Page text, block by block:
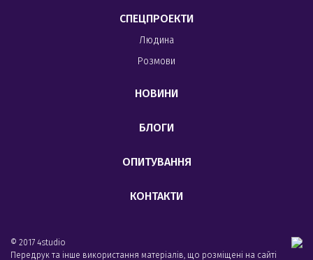
СПЕЦПРОЕКТИ
Людина
Розмови
НОВИНИ
БЛОГИ
ОПИТУВАННЯ
КОНТАКТИ
© 2017 4studio
Передрук та інше використання матеріалів, що розміщені на сайті